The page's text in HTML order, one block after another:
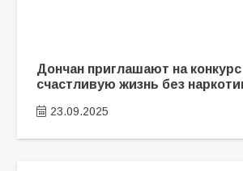
Дончан приглашают на
счастливую жизнь без
23.09.2025